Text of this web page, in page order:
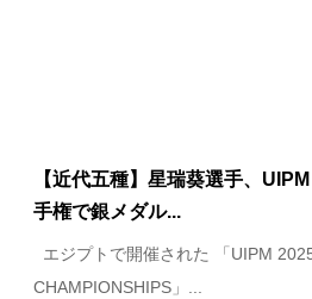
【近代五種】星瑞葵選手、
手権で銀メダル...
エジプトで開催された 「UIPM
CHAMPIONSHIPS」...